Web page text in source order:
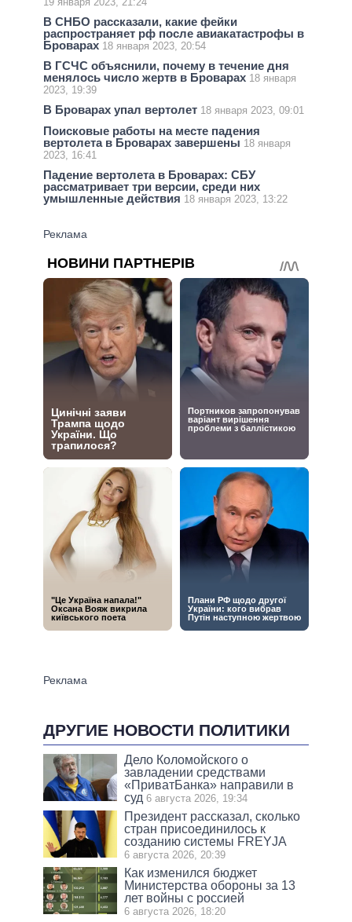
В СНБО рассказали, какие фейки
распространяет рф после авиакатастрофы в
Броварах 18 января 2023, 20:54
В ГСЧС объяснили, почему в течение дня
менялось число жертв в Броварах 18 января
2023, 19:39
В Броварах упал вертолет 18 января 2023, 09:01
Поисковые работы на месте падения
вертолета в Броварах завершены 18 января
2023, 16:41
Падение вертолета в Броварах: СБУ
рассматривает три версии, среди них
умышленные действия 18 января 2023, 13:22
ДРУГИЕ НОВОСТИ ПОЛИТИКИ
Дело Коломойского о
завладении средствами
«ПриватБанка» направили в
суд 6 августа 2026, 19:34
Президент рассказал, сколько
стран присоединилось к
созданию системы FREYJA
6 августа 2026, 20:39
Как изменился бюджет
Министерства обороны за 13
лет войны с россией
6 августа 2026, 18:20